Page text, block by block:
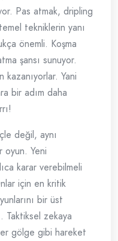
Pas atmak, dripling
tekniklerin yanı
önemli. Koşma
şansı sunuyor.
Yani
bir adım daha
değil, aynı
oyun. Yeni
karar verebilmeli
için en kritik
bir üst
Taktiksel zekaya
gölge gibi hareket